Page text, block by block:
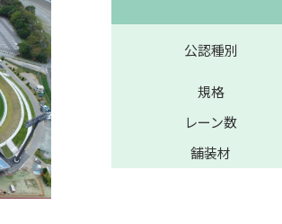
公認種別
規格
レーン数
舗装材